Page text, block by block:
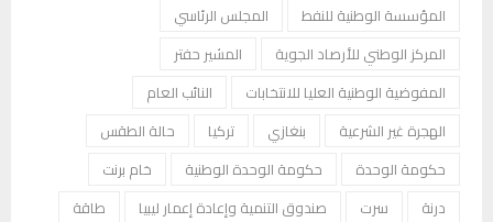
المؤسسة الوطنية للنفط
المجلس الرئاسي
المركز الوطني للأرصاد الجوية
المشير حفتر
المفوضية الوطنية العليا للانتخابات
النائب العام
الهجرة غير الشرعية
بنغازي تركيا
حالة الطقس
حكومة الوحدة
حكومة الوحدة الوطنية
خام برنت
درنة
سرت صندوق التنمية وإعادة إعمار ليبيا
طاقة